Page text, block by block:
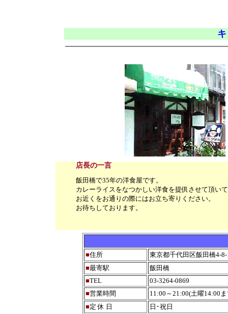
店長の一言
飯田橋で35年の洋食屋です。
カレーライスをなつかしい洋食を提供させて頂い
お近くをお通りの際にはお立ち寄りください。
お待ちしております。
■住所
東京都千代田区飯田橋4-
■最寄駅
飯田橋
■TEL
03-3264-0869
■営業時間
11:00～21:00(土曜14:00
■定 休 日 日･祝日